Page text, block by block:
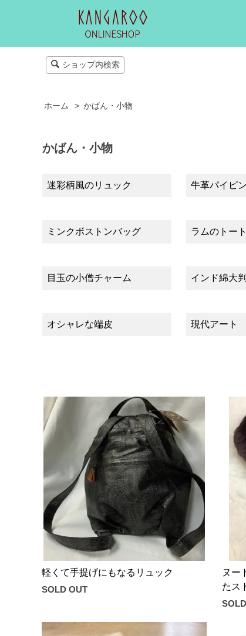
ショップ内検索
ホーム > かばん・小物
かばん・小物
迷彩柄風のリュック 牛革パイピ
ミンクボストンバッグ ラムのトー
目玉の小僧チャーム インド綿大
オシャレな端皮 現代アート
軽くて手提げにもなるリュック
SOLD OUT
ヌー
たス